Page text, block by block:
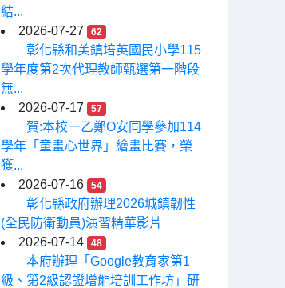
結...
2026-07-27
62
彰化縣和美鎮培英國民小學115
學年度第2次代理教師甄選第一階段
無...
2026-07-17
57
賀:本校一乙鄭O安同學參加114
學年「童畫心世界」繪畫比賽，榮
獲...
2026-07-16
54
彰化縣政府辦理2026城鎮韌性
(全民防衛動員)演習精華影片
2026-07-14
48
本府辦理「Google教育家第1
級、第2級認證增能培訓工作坊」研